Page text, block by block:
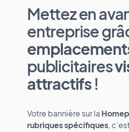
Mettez en
entreprise
publicitaires
attractifs!
Votre bannière sur la
rubriques spécifiques,